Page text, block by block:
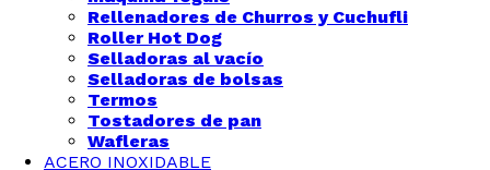
Rellenadores de Churros y Cuchufli
Roller Hot Dog
Selladoras al vacío
Selladoras de bolsas
Termos
Tostadores de pan
Wafleras
ACERO INOXIDABLE